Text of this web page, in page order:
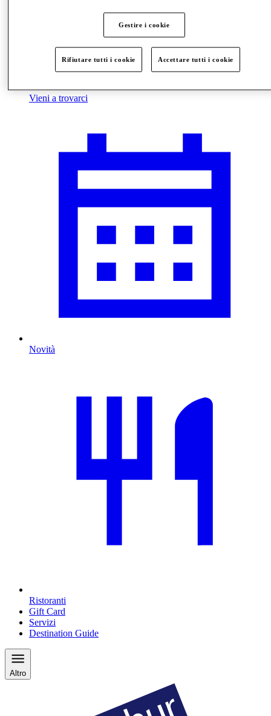
Vieni a trovarci
Novità
Ristoranti
Gift Card
Servizi
Destination Guide
Altro
Gestire i cookie
Rifiutare tutti i cookie Accettare tutti i cookie